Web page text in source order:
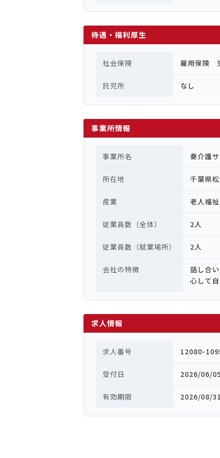
待遇・福利厚生
社会保険 雇用保険
託児所 なし
事業所情報
事業所名 奏介護
所在地 千葉県
産業 老人福
従業員数（全体） 2人
従業員数（就業場所） 2人
会社の特徴
話し合
心して
求人情報
求人番号 12080-
受付日 2026/06/
有効期限 2026/08/